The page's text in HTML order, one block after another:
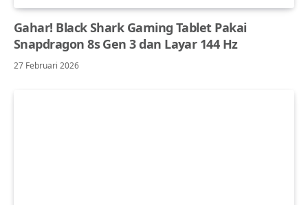
Gahar! Black Shark Gaming Tablet Pakai
Snapdragon 8s Gen 3 dan Layar 144 Hz
27 Februari 2026